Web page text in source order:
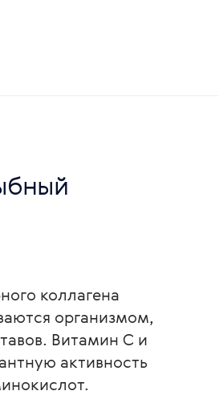
коллагена
организмом,
Витамин С и
активность